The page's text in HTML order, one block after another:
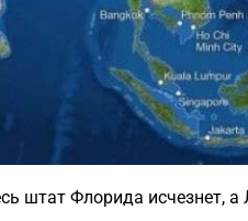
штат Флорида исчезнет, а